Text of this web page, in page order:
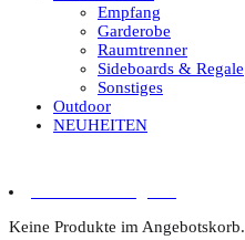
Empfang
Garderobe
Raumtrenner
Sideboards & Regale
Sonstiges
Outdoor
NEUHEITEN
Keine Produkte im Angebotskorb.